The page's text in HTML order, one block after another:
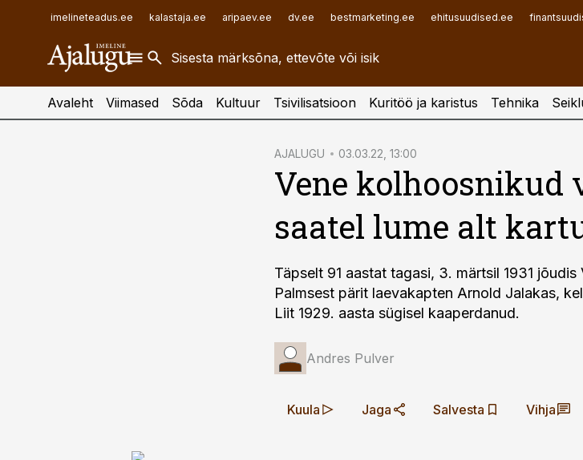
imelineteadus.ee kalastaja.ee aripaev.ee dv.ee bestmarketing.ee ehitusuudised.ee
finantsuudised.ee
aritehnoloogia.ee
toostusuudised.ee
Avaleht Viimased Sõda Kultuur Tsivilisatsioon Kuritöö ja karistus Tehnika
AJALUGU 03.03.22, 13:00
Vene kolhoosnikud
saatel lume alt
Täpselt 91 aastat tagasi, 3. märtsil 1931
Palmsest pärit laevakapten Arnold Jalakas,
Liit 1929. aasta sügisel kaaperdanud.
Andres Pulver
Kuula Jaga Salvesta Vihja